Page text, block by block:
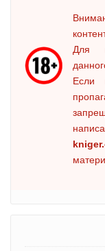
Для
Если